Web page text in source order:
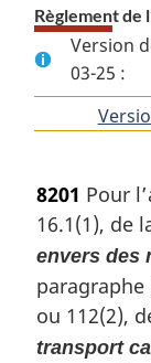
Règlement de
Version
03-25 :
8201 Pour
16.1(1), de
envers des
paragraphe
ou 112(2),
transport